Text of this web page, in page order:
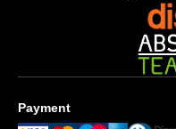
Payment